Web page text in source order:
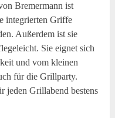
Bremermann ist
integrierten Griffe
Außerdem ist sie
Sie eignet sich
und vom kleinen
für die Grillparty.
jeden Grillabend bestens